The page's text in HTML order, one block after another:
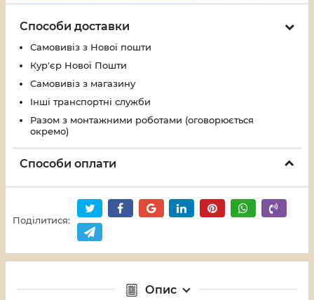
Способи доставки
Самовивіз з Нової пошти
Кур'єр Нової Пошти
Самовивіз з магазину
Інші транспортні служби
Разом з монтажними роботами (оговорюється
окремо)
Способи оплати
Поділитися:
Опис